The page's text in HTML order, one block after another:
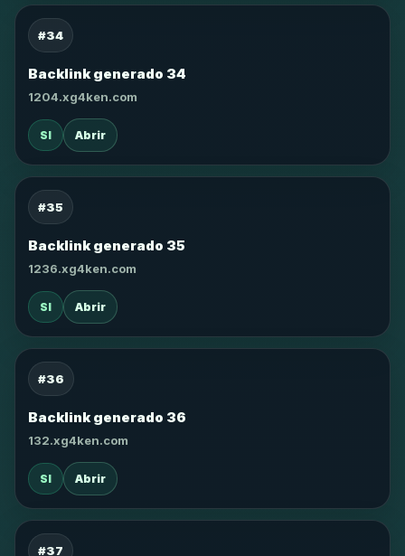
#34
Backlink generado 34
1204.xg4ken.com
SI Abrir
#35
Backlink generado 35
1236.xg4ken.com
SI Abrir
#36
Backlink generado 36
132.xg4ken.com
SI Abrir
#37